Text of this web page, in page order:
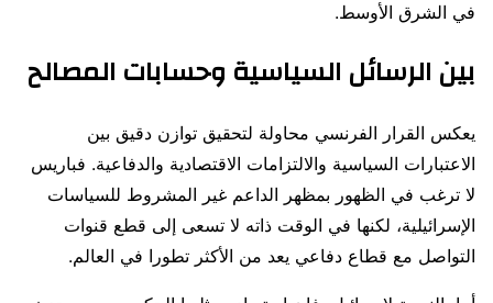
في الشرق الأوسط.
بين الرسائل السياسية وحسابات المصالح
يعكس القرار الفرنسي محاولة لتحقيق توازن دقيق بين
الاعتبارات السياسية والالتزامات الاقتصادية والدفاعية. فباريس
لا ترغب في الظهور بمظهر الداعم غير المشروط للسياسات
الإسرائيلية، لكنها في الوقت ذاته لا تسعى إلى قطع قنوات
التواصل مع قطاع دفاعي يعد من الأكثر تطورا في العالم.